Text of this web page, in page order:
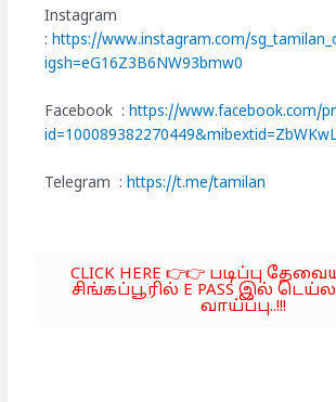
Instagram
:https://www.instagram.com/
igsh=eG16Z3B6NW93bmw0
Facebook :https://www.facebook.com/
Telegram :https://t.me/tamilan
CLICK HERE 👉👉 படிப்பு
சிங்கப்பூரில் E PASS இல்
வாய்ப்பு..!!!